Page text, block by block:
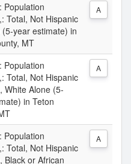
Population
Total, Not Hispanic
year estimate) in
MT
A
Population
Total, Not Hispanic
White Alone (5-
in Teton
A
Population
Total, Not Hispanic
Black or African
A